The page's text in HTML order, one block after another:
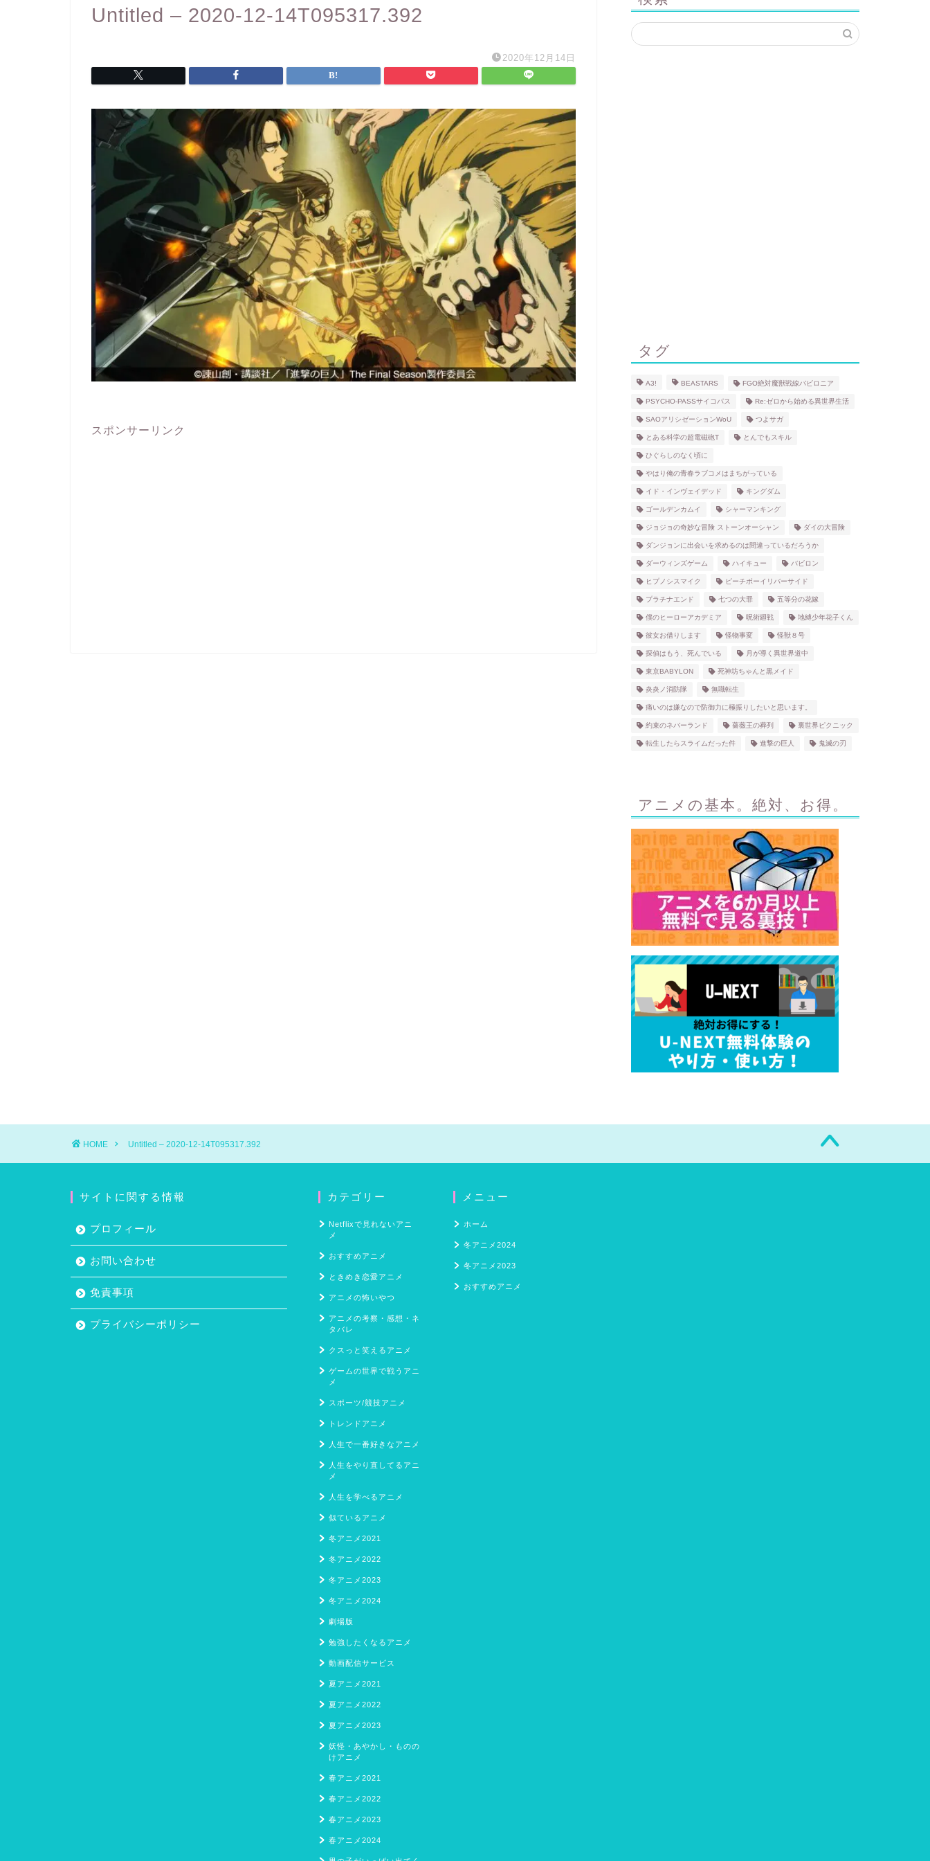
Untitled – 2020-12-14T095317.392
2020年12月14日
スポンサーリンク
タグ
A3! BEASTARS FGO絶対魔獣戦線バビロニア
PSYCHO-PASSサイコパス Re:ゼロから始める異世界生活
SAOアリシゼーションWoU つよサガ
とある科学の超電磁砲T とんでもスキル
ひぐらしのなく頃に
やはり俺の青春ラブコメはまちがっている
イド・インヴェイデッド キングダム
ゴールデンカムイ シャーマンキング
ジョジョの奇妙な冒険 ストーンオーシャン ダイの大冒険
ダンジョンに出会いを求めるのは間違っているだろうか
ダーウィンズゲーム ハイキュー バビロン
ヒプノシスマイク ピーチボーイリバーサイド
プラチナエンド 七つの大罪 五等分の花嫁
僕のヒーローアカデミア 呪術廻戦 地縛少年花子くん
彼女お借りします 怪物事変 怪獣８号
探偵はもう、死んでいる 月が導く異世界道中
東京BABYLON 死神坊ちゃんと黒メイド
炎炎ノ消防隊 無職転生
痛いのは嫌なので防御力に極振りしたいと思います。
約束のネバーランド 薔薇王の葬列 裏世界ピクニック
転生したらスライムだった件 進撃の巨人 鬼滅の刃
アニメの基本。絶対、お得。
HOME Untitled – 2020-12-14T095317.392
サイトに関する情報
プロフィール
お問い合わせ
免責事項
プライバシーポリシー
カテゴリー
Netflixで見れないアニ
メ
おすすめアニメ
ときめき恋愛アニメ
アニメの怖いやつ
アニメの考察・感想・ネ
タバレ
クスっと笑えるアニメ
ゲームの世界で戦うアニ
メ
スポーツ/競技アニメ
トレンドアニメ
人生で一番好きなアニメ
人生をやり直してるアニ
メ
人生を学べるアニメ
似ているアニメ
冬アニメ2021
冬アニメ2022
冬アニメ2023
冬アニメ2024
劇場版
勉強したくなるアニメ
動画配信サービス
夏アニメ2021
夏アニメ2022
夏アニメ2023
妖怪・あやかし・ものの
けアニメ
春アニメ2021
春アニメ2022
春アニメ2023
春アニメ2024
メニュー
ホーム
冬アニメ2024
冬アニメ2023
おすすめアニメ